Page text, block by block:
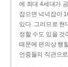
에 최대 4세대가
잡으면 넉넉잡아
있다. 그러므로 현
정할 수도 있을 것
때문에 편의상 행
언중들의 직관으